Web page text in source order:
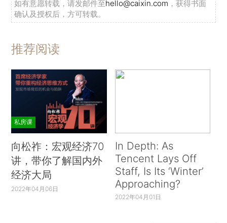
如有意愿转载，请发邮件至hello@caixin.com ，获得书面
确认及授权后，方可转载。
推荐阅读
私房课
向松祚：宏观经济70
讲，带你了解国内外
经济大局
2022年04月06日
In Depth: As
Tencent Lays Off
Staff, Is Its ‘Winter’
Approaching?
2022年04月01日